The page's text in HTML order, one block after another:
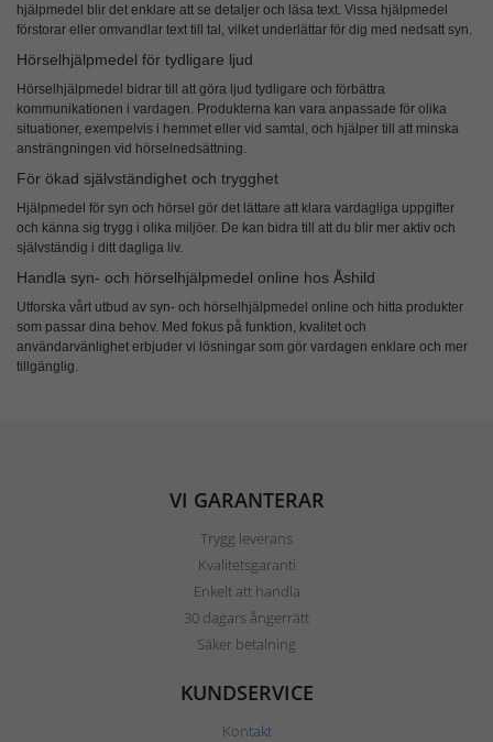
hjälpmedel blir det enklare att se detaljer och läsa text. Vissa hjälpmedel
förstorar eller omvandlar text till tal, vilket underlättar för dig med nedsatt syn.
Hörselhjälpmedel för tydligare ljud
Hörselhjälpmedel
bidrar till att göra ljud tydligare och förbättra
kommunikationen i vardagen. Produkterna kan vara anpassade för olika
situationer, exempelvis i hemmet eller vid samtal, och hjälper till att minska
ansträngningen vid hörselnedsättning.
För ökad självständighet och trygghet
Hjälpmedel för syn och hörsel gör det lättare att klara vardagliga uppgifter
och känna sig trygg i olika miljöer. De kan bidra till att du blir mer aktiv och
självständig i ditt dagliga liv.
Handla syn- och hörselhjälpmedel online hos Åshild
Utforska vårt utbud av syn- och hörselhjälpmedel online och hitta produkter
som passar dina behov. Med fokus på funktion, kvalitet och
användarvänlighet erbjuder vi lösningar som gör vardagen enklare och mer
tillgänglig.
VI GARANTERAR
Trygg leverans
Kvalitetsgaranti
Enkelt att handla
30 dagars ångerrätt
Säker betalning
KUNDSERVICE
Kontakt